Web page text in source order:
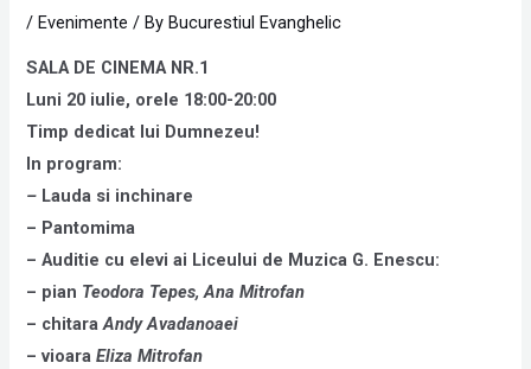
/Evenimente / ByBucurestiul Evanghelic
SALA DE CINEMA NR.1
Luni 20 iulie, orele 18:00-20:00
Timp dedicat lui Dumnezeu!
In program:
– Lauda si inchinare
– Pantomima
– Auditie cu elevi ai Liceului de Muzica G. Enescu:
– pian Teodora Tepes, Ana Mitrofan
– chitaraAndy Avadanoaei
–vioaraEliza Mitrofan